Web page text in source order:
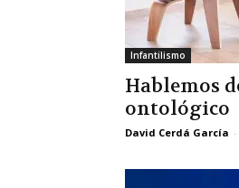
Infantilismo
Hablemos
ontológico
David Cerdá García -